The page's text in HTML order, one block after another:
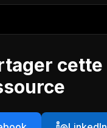
cette